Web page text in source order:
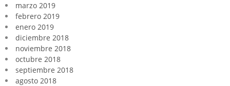
marzo 2019
febrero 2019
enero 2019
diciembre 2018
noviembre 2018
octubre 2018
septiembre 2018
agosto 2018